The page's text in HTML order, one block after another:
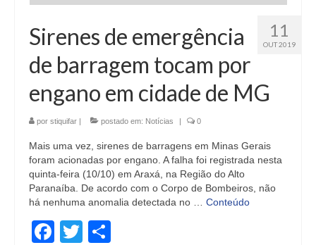
11
OUT 2019
Sirenes de emergência
de barragem tocam por
engano em cidade de MG
por stiquifar | postado em: Notícias | 0
Mais uma vez, sirenes de barragens em Minas Gerais
foram acionadas por engano. A falha foi registrada nesta
quinta-feira (10/10) em Araxá, na Região do Alto
Paranaíba. De acordo com o Corpo de Bombeiros, não
há nenhuma anomalia detectada no … Conteúdo
Facebook
Twitter